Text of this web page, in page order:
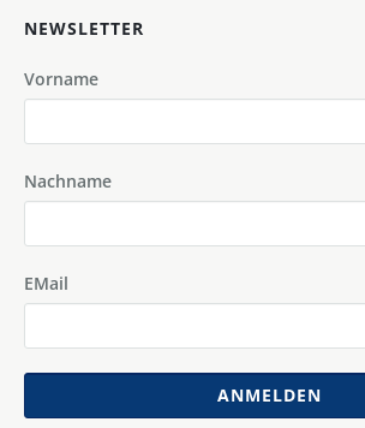
NEWSLETTER
Vorname
Nachname
EMail
ANMELDEN